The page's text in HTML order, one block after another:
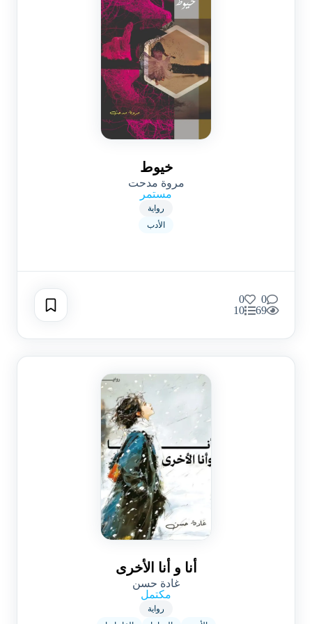
خيوط
مروة مدحت
مستمر
رواية
الأدب
0
0
69
10
أنا و أنا الأخرى
غادة حسن
مكتمل
رواية